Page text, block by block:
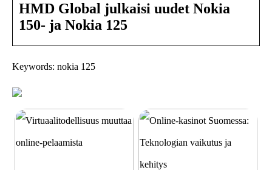
HMD Global julkaisi uudet Nokia
150- ja Nokia 125
Keywords: nokia 125